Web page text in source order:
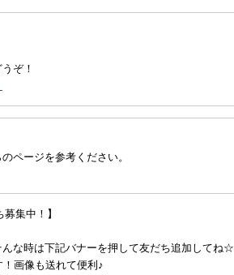
ぞ！
ページを参考ください。
集中！】
な時は下記バナーを押して友だち追加してね☆
画像も送れて便利♪